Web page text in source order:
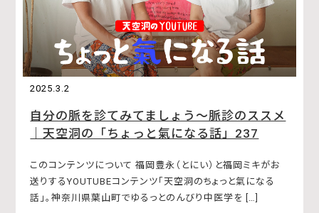
2025.3.2
自分の脈を診てみてましょう〜脈診のススメ
｜天空洞の「ちょっと氣になる話」237
このコンテンツについて 福岡豊永（とにい）と福岡ミキがお
送りするYOUTUBEコンテンツ「天空洞のちょっと氣になる
話」。神奈川県葉山町でゆるっとのんびり中医学を […]